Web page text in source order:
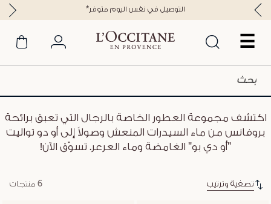
☰
*التوصيل في نفس اليوم متوفر
اكتشف مجموعة العطور الخاصة بالرجال التي تعبق برائحة
بروفانس من ماء السيدرات المنعش وصولاً إلى أو دو تواليت
"أو دي بو" الغامضة وماء العرعر. تسوّق الآن!
تصفية وترتيب 6 منتجات